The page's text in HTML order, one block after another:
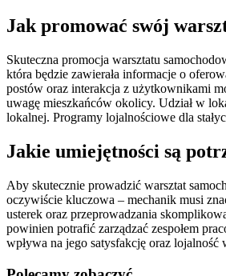
Jak promować swój
Skuteczna promocja warsztatu
która będzie zawierała informacje o
postów oraz interakcja z użytkownikami
uwagę mieszkańców okolicy. Udział w
lokalnej. Programy lojalnościowe dla
Jakie umiejętności są
Aby skutecznie prowadzić warsztat
oczywiście kluczowa – mechanik musi
usterek oraz przeprowadzania
powinien potrafić zarządzać zespołem
wpływa na jego satysfakcję oraz